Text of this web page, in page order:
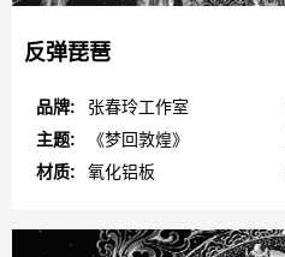
反弹琵琶
品牌:
张春玲工作室
主题:
《梦回敦煌》
材质:
氧化铝板